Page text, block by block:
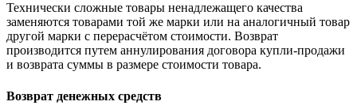
Технически сложные товары ненадлежащего качества
заменяются товарами той же марки или на аналогичный товар
другой марки с перерасчётом стоимости. Возврат
производится путем аннулирования договора купли-продажи
и возврата суммы в размере стоимости товара.
Возврат денежных средств